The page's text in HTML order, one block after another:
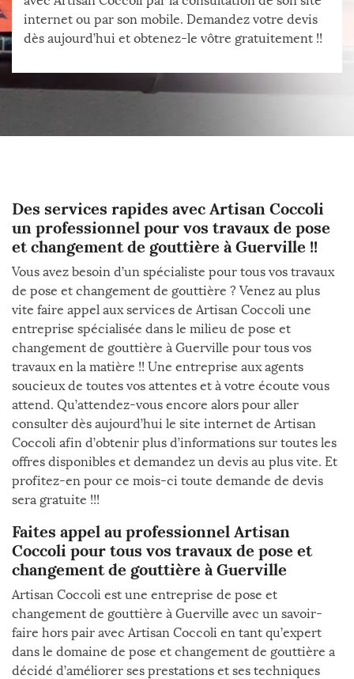
internet ou par son mobile. Demandez votre devis
dès aujourd’hui et obtenez-le vôtre gratuitement !!
Des services rapides avec Artisan Coccoli
un professionnel pour vos travaux de pose
et changement de gouttière à Guerville !!
Vous avez besoin d’un spécialiste pour tous vos travaux
de pose et changement de gouttière ? Venez au plus
vite faire appel aux services de Artisan Coccoli une
entreprise spécialisée dans le milieu de pose et
changement de gouttière à Guerville pour tous vos
travaux en la matière !! Une entreprise aux agents
soucieux de toutes vos attentes et à votre écoute vous
attend. Qu’attendez-vous encore alors pour aller
consulter dès aujourd’hui le site internet de Artisan
Coccoli afin d’obtenir plus d’informations sur toutes les
offres disponibles et demandez un devis au plus vite. Et
profitez-en pour ce mois-ci toute demande de devis
sera gratuite !!!
Faites appel au professionnel Artisan
Coccoli pour tous vos travaux de pose et
changement de gouttière à Guerville
Artisan Coccoli est une entreprise de pose et
changement de gouttière à Guerville avec un savoir-
faire hors pair avec Artisan Coccoli en tant qu’expert
dans le domaine de pose et changement de gouttière a
décidé d’améliorer ses prestations et ses techniques